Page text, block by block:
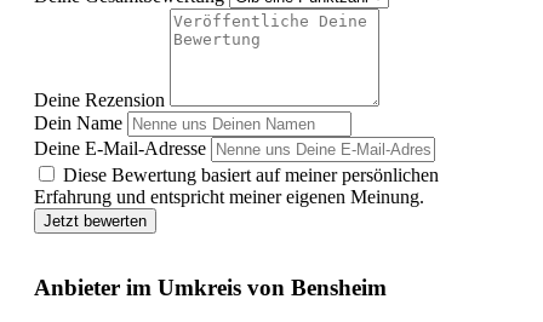
Deine Rezension
Dein Name
Deine E-Mail-Adresse
Diese Bewertung basiert auf meiner persönlichen
Erfahrung und entspricht meiner eigenen Meinung.
Jetzt bewerten
Anbieter im Umkreis von Bensheim